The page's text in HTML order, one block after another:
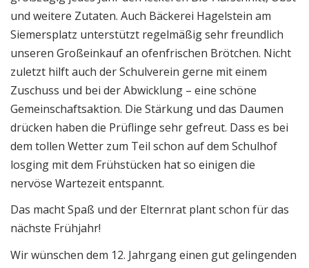
und weitere Zutaten. Auch Bäckerei Hagelstein am
Siemersplatz unterstützt regelmäßig sehr freundlich
unseren Großeinkauf an ofenfrischen Brötchen. Nicht
zuletzt hilft auch der Schulverein gerne mit einem
Zuschuss und bei der Abwicklung – eine schöne
Gemeinschaftsaktion. Die Stärkung und das Daumen
drücken haben die Prüflinge sehr gefreut. Dass es bei
dem tollen Wetter zum Teil schon auf dem Schulhof
losging mit dem Frühstücken hat so einigen die
nervöse Wartezeit entspannt.
Das macht Spaß und der Elternrat plant schon für das
nächste Frühjahr!
Wir wünschen dem 12. Jahrgang einen gut gelingenden